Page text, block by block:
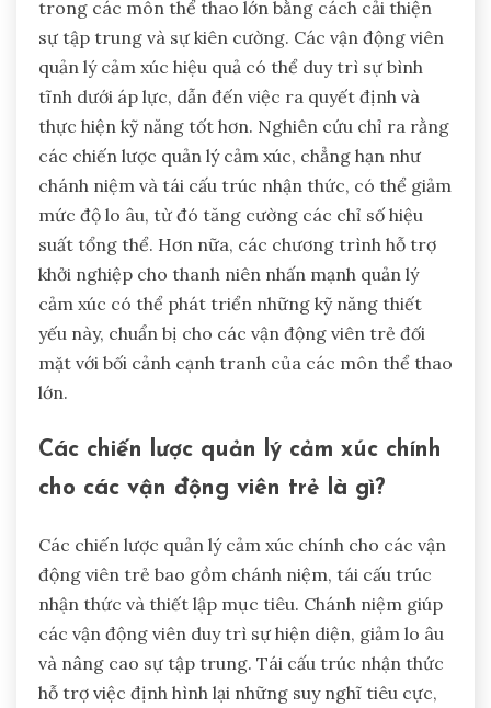
trong các môn thể thao lớn bằng cách cải thiện
sự tập trung và sự kiên cường. Các vận động viên
quản lý cảm xúc hiệu quả có thể duy trì sự bình
tĩnh dưới áp lực, dẫn đến việc ra quyết định và
thực hiện kỹ năng tốt hơn. Nghiên cứu chỉ ra rằng
các chiến lược quản lý cảm xúc, chẳng hạn như
chánh niệm và tái cấu trúc nhận thức, có thể giảm
mức độ lo âu, từ đó tăng cường các chỉ số hiệu
suất tổng thể. Hơn nữa, các chương trình hỗ trợ
khởi nghiệp cho thanh niên nhấn mạnh quản lý
cảm xúc có thể phát triển những kỹ năng thiết
yếu này, chuẩn bị cho các vận động viên trẻ đối
mặt với bối cảnh cạnh tranh của các môn thể thao
lớn.
Các chiến lược quản lý cảm xúc chính
cho các vận động viên trẻ là gì?
Các chiến lược quản lý cảm xúc chính cho các vận
động viên trẻ bao gồm chánh niệm, tái cấu trúc
nhận thức và thiết lập mục tiêu. Chánh niệm giúp
các vận động viên duy trì sự hiện diện, giảm lo âu
và nâng cao sự tập trung. Tái cấu trúc nhận thức
hỗ trợ việc định hình lại những suy nghĩ tiêu cực,